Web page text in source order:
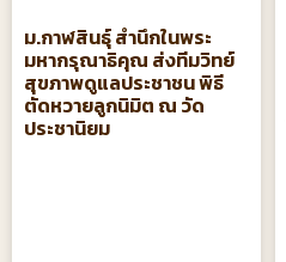
ม.กาฬสินธุ์ สำนึกในพระ
มหากรุณาธิคุณ ส่งทีมวิทย์
สุขภาพดูแลประชาชน พิธี
ตัดหวายลูกนิมิต ณ วัด
ประชานิยม